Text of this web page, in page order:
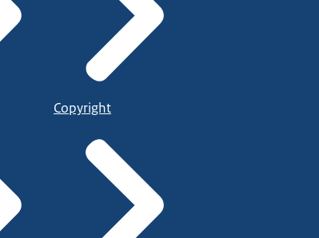
Copyright